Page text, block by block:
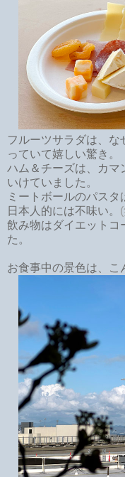
フルーツサラダは、な
っていて嬉しい驚き。
ハム＆チーズは、カマ
いけていました。
ミートボールのパス
日本人的には不味い。
飲み物はダイエットコ
た。
お食事中の景色は、こ